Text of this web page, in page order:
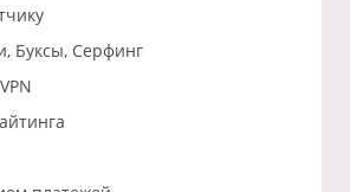
Буксы, Серфинг